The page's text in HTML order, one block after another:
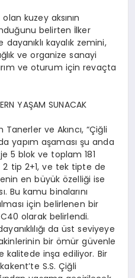
kuzey aksının
belirten İlker
kayalık zemini,
ve organize sanayi
ve oturum için revaçta
YAŞAM SUNACAK
ve Akıncı, “Çiğli
yapım aşaması şu anda
5 blok ve toplam 181
2 tip 2+1, ve tek tipte de
en büyük özelliği ise
Bu kamu binalarını
için belirlenen bir
olarak belirlendi.
da üst seviyeye
bir ömür güvenle
kalitede inşa ediliyor. Bir
S.S. Çiğli